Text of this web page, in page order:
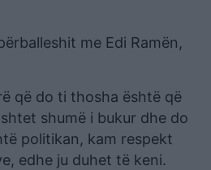
me Edi Ramën,
që do ti thosha është që
shumë i bukur dhe do
politikan, kam respekt
edhe ju duhet të keni.